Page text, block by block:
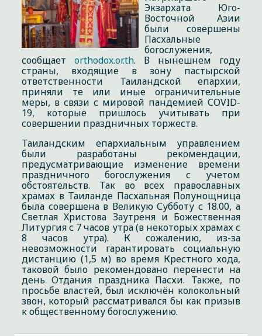
Экзархата Юго-
Восточной Азии
были совершены
Пасхальные
богослужения,
сообщает orthodox.or.th. В нынешнем году
страны, входящие в зону пастырской
ответственности Таиландской епархии,
приняли те или иные ограничительные
меры, в связи с мировой пандемией COVID-
19, которые пришлось учитывать при
совершении праздничных торжеств.
Таиландским епархиальным управлением
были разработаны рекомендации,
предусматривающие изменение времени
праздничного богослужения с учетом
обстоятельств. Так во всех православных
храмах в Таиланде Пасхальная Полунощница
была совершена в Великую Субботу с 18.00, а
Светлая Христова Заутреня и Божественная
Литургия с 7 часов утра (в некоторых храмах с
8 часов утра). К сожалению, из-за
невозможности гарантировать социальную
дистанцию (1,5 м) во время Крестного хода,
таковой было рекомендовано перенести на
день Отдания праздника Пасхи. Также, по
просьбе властей, был исключён колокольный
звон, который рассматривался бы как призыв
к общественному богослужению.